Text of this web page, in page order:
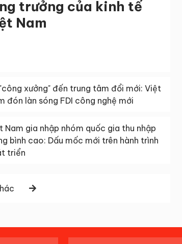
trưởng của kinh tế
Nam
xưởng" đến trung tâm đổi mới: Việt
đón làn sóng FDI công nghệ mới
Nam gia nhập nhóm quốc gia thu nhập
bình cao: Dấu mốc mới trên hành trình
triển